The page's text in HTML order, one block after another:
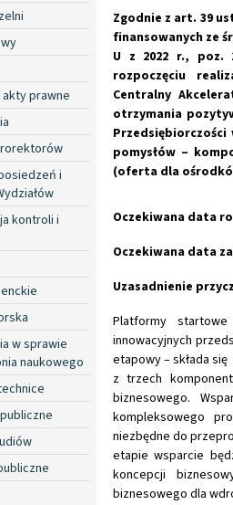
prawne
i
kontroli i
w sprawie
naukowego
Zgodnie z art. 39
finansowanych ze
U z 2022 r., poz.
rozpoczęciu
Centralny
otrzymania
Przedsiębiorczości
pomysłów –
(oferta dla
Oczekiwana data
Oczekiwana data
Uzasadnienie
Platformy
innowacyjnych
etapowy – składa się
z trzech
biznesowego.
kompleksowego
niezbędne do
etapie wsparcie
koncepcji
biznesowego dla